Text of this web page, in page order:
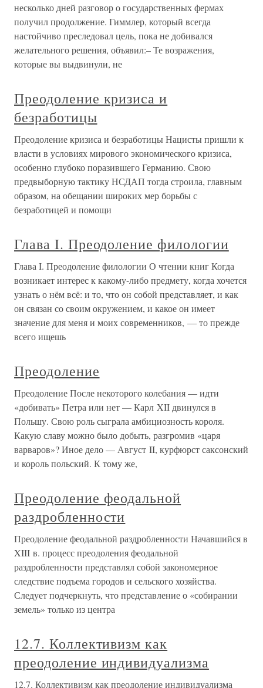
несколько дней разговор о государственных фермах
получил продолжение. Гиммлер, который всегда
настойчиво преследовал цель, пока не добивался
желательного решения, объявил:– Те возражения,
которые вы выдвинули, не
Преодоление кризиса и
безработицы
Преодоление кризиса и безработицы Нацисты пришли к
власти в условиях мирового экономического кризиса,
особенно глубоко поразившего Германию. Свою
предвыборную тактику НСДАП тогда строила, главным
образом, на обещании широких мер борьбы с
безработицей и помощи
Глава I. Преодоление филологии
Глава I. Преодоление филологии О чтении книг Когда
возникает интерес к какому-либо предмету, когда хочется
узнать о нём всё: и то, что он собой представляет, и как
он связан со своим окружением, и какое он имеет
значение для меня и моих современников, — то прежде
всего ищешь
Преодоление
Преодоление После некоторого колебания — идти
«добивать» Петра или нет — Карл XII двинулся в
Польшу. Свою роль сыграла амбициозность короля.
Какую славу можно было добыть, разгромив «царя
варваров»? Иное дело — Август II, курфюрст саксонский
и король польский. К тому же,
Преодоление феодальной
раздробленности
Преодоление феодальной раздробленности Начавшийся в
XIII в. процесс преодоления феодальной
раздробленности представлял собой закономерное
следствие подъема городов и сельского хозяйства.
Следует подчеркнуть, что представление о «собирании
земель» только из центра
12.7. Коллективизм как
преодоление индивидуализма
12.7. Коллективизм как преодоление индивидуализма